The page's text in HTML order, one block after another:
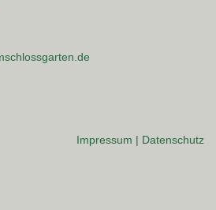
Impressum | Datenschutz